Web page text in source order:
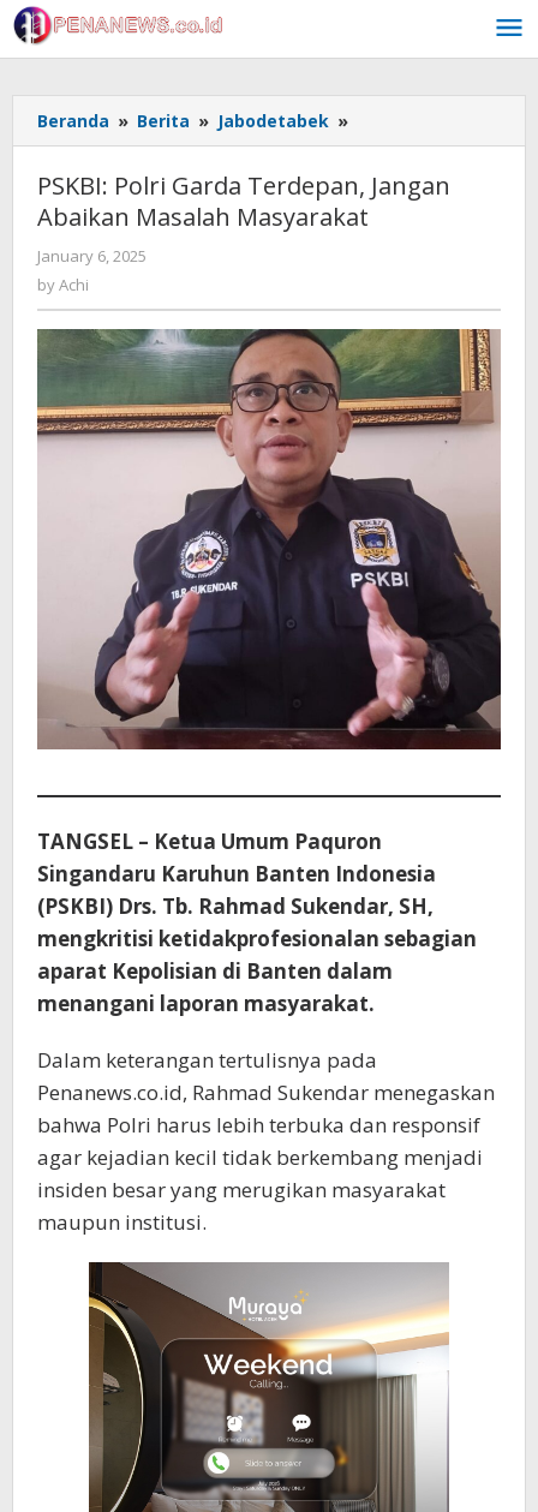
Skip
to
content
Beranda » Berita » Jabodetabek »
Polri
Terdepan,
Jangan
PSKBI: Polri Garda Terdepan, Jangan
Abaikan Masalah Masyarakat
January 6, 2025
byAchi
TANGSEL – Ketua Umum Paquron
Singandaru Karuhun Banten Indonesia
(PSKBI) Drs. Tb. Rahmad Sukendar, SH,
mengkritisi ketidakprofesionalan sebagian
aparat Kepolisian di Banten dalam
menangani laporan masyarakat.
Dalam keterangan tertulisnya pada
Penanews.co.id, Rahmad Sukendar menegaskan
bahwa Polri harus lebih terbuka dan responsif
agar kejadian kecil tidak berkembang menjadi
insiden besar yang merugikan masyarakat
maupun institusi.